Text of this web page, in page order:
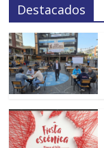
Destacados